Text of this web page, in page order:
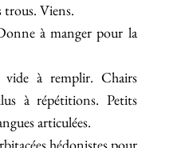
trous. Viens.
à manger pour la
à remplir. Chairs
à répétitions. Petits
articulées.